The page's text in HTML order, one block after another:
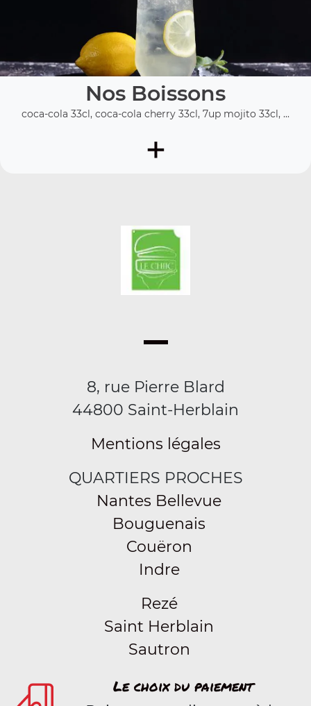
Nos Boissons
coca-cola 33cl, coca-cola cherry 33cl, 7up mojito 33cl, ...
+
8, rue Pierre Blard
44800 Saint-Herblain
Mentions légales
QUARTIERS PROCHES
Nantes Bellevue
Bouguenais
Couëron
Indre
Rezé
Saint Herblain
Sautron
Le choix du paiement